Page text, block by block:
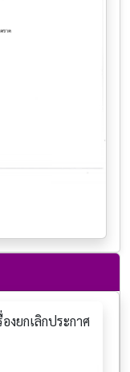
งยกเลิกประกาศ